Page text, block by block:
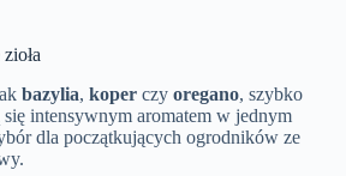
bazylia, koper czy oregano, szybko
intensywnym aromatem w jednym
dla początkujących ogrodników ze